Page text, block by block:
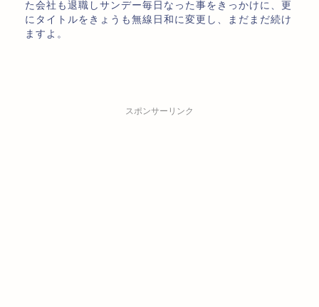
た会社も退職しサンデー毎日なった事をきっかけに、更
にタイトルをきょうも無線日和に変更し、まだまだ続け
ますよ。
スポンサーリンク